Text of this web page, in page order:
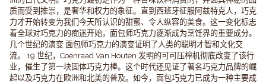
质而受到推崇，是奢华和权力的象征。直到西班牙征服阿兹特克人，巧克
力才开始转变为我们今天所认识的甜蜜、令人纵容的美食。这一变化标志
着全球对巧克力的痴迷开始，面包师巧克力逐渐成为烹饪界的重要成分。
几个世纪的演变 面包师巧克力的演变证明了人类的聪明才智和文化交
流。 19 世纪，Coenraad Van Houten 发明的可可压榨机彻底改变了该行
业，催生了第一块固体巧克力棒。这个时代还见证了著名巧克力品牌的崛
起以及巧克力在欧洲和北美的普及。如今，面包巧克力已成为一种主要成